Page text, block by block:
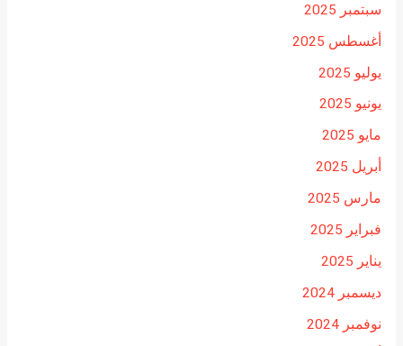
سبتمبر 2025
أغسطس 2025
يوليو 2025
يونيو 2025
مايو 2025
أبريل 2025
مارس 2025
فبراير 2025
يناير 2025
ديسمبر 2024
نوفمبر 2024